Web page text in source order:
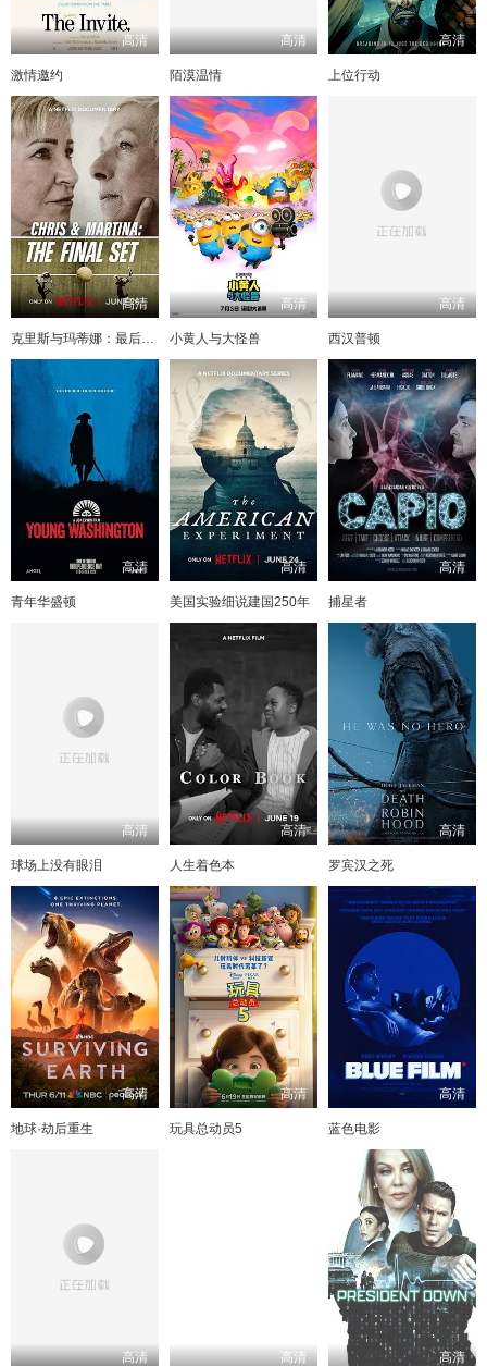
高清
激情邀约
高清
陌漠温情
高清
上位行动
高清 高清
小黄人与大怪兽
高清
西汉普顿
高清
青年华盛顿
高清
美国实验细说建国250年
高清
捕星者
高清
球场上没有眼泪
高清
人生着色本
高清
罗宾汉之死
高清
地球·劫后重生
高清
玩具总动员5
高清
蓝色电影
高清 高清 高清